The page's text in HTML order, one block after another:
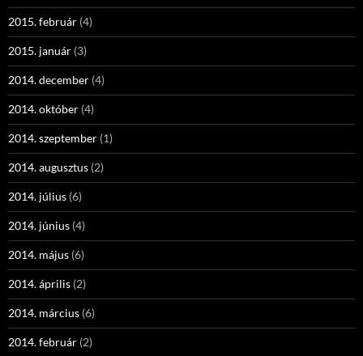
2015. február (4)
2015. január (3)
2014. december (4)
2014. október (4)
2014. szeptember (1)
2014. augusztus (2)
2014. július (6)
2014. június (4)
2014. május (6)
2014. április (2)
2014. március (6)
2014. február (2)